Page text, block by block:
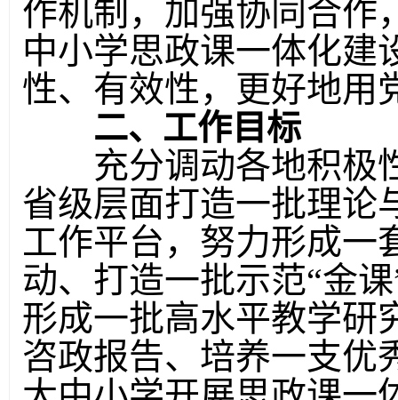
作机制，加强协同合作
中小学思政课一体化建
性、有效性，更好地用
二、工作目标
充分调动各地积极
省级层面打造一批理论
工作平台，努力形成一
动、打造一批示范“金
形成一批高水平教学研
咨政报告、培养一支优